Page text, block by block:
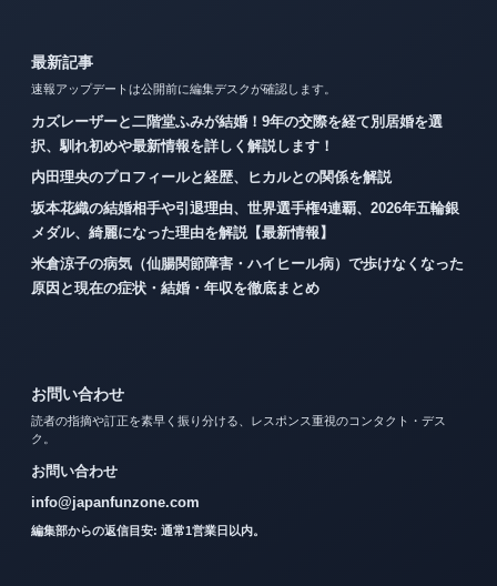
最新記事
速報アップデートは公開前に編集デスクが確認します。
カズレーザーと二階堂ふみが結婚！9年の交際を経て別居婚を選
択、馴れ初めや最新情報を詳しく解説します！
内田理央のプロフィールと経歴、ヒカルとの関係を解説
坂本花織の結婚相手や引退理由、世界選手権4連覇、2026年五輪銀
メダル、綺麗になった理由を解説【最新情報】
米倉涼子の病気（仙腸関節障害・ハイヒール病）で歩けなくなった
原因と現在の症状・結婚・年収を徹底まとめ
お問い合わせ
読者の指摘や訂正を素早く振り分ける、レスポンス重視のコンタクト・デス
ク。
お問い合わせ
info@japanfunzone.com
編集部からの返信目安: 通常1営業日以内。